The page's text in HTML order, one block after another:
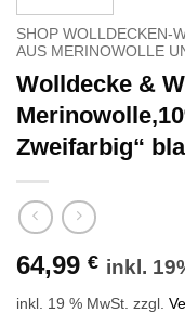
SHOP WOLLDECKEN-
AUS MERINOWOLLE
Wolldecke &
Zweifarbig“
64,99 € inkl.
inkl. 19 % MwSt. zzgl.